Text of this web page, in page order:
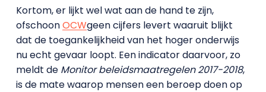
Kortom, er lijkt wel wat aan de hand te zijn,
ofschoonOCWgeen cijfers levert waaruit blijkt
dat de toegankelijkheid van het hoger onderwijs
nu echt gevaar loopt. Een indicator daarvoor, zo
meldt de Monitor beleidsmaatregelen 2017-2018,
is de mate waarop mensen een beroep doen op